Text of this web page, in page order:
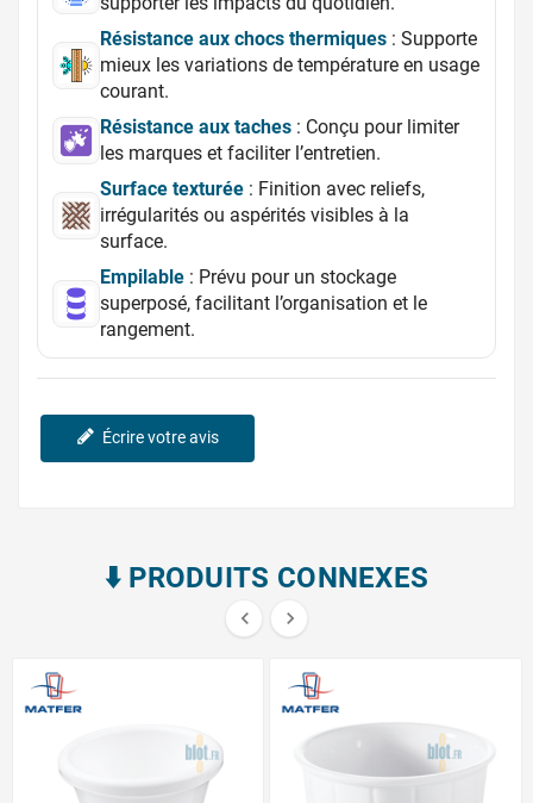
Résistance aux chocs thermiques : Supporte
mieux les variations de température en usage
courant.
Résistance aux taches : Conçu pour limiter
les marques et faciliter l’entretien.
Surface texturée : Finition avec reliefs,
irrégularités ou aspérités visibles à la
surface.
Empilable : Prévu pour un stockage
superposé, facilitant l’organisation et le
rangement.
Écrire votre avis
⬇️​ PRODUITS CONNEXES
 